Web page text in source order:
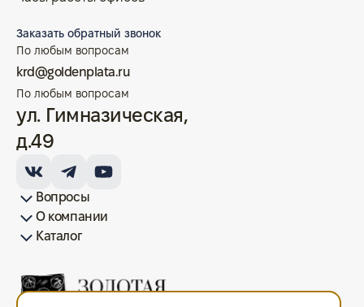
Вопросы
Как купить/продать
Условия оплаты
Условия доставки
Гарантия на товар
Возврат монет
Карта сайта
О компании
Франшиза
История
Вопрос-ответ
Отзывы
Лицензии и документы
Контакты офисов
Новости
БлогКаталог
Заказать обратный звонок
По любым вопросам
krd@goldenplata.ru
По любым вопросам
ул. Гимназическая,
д.49